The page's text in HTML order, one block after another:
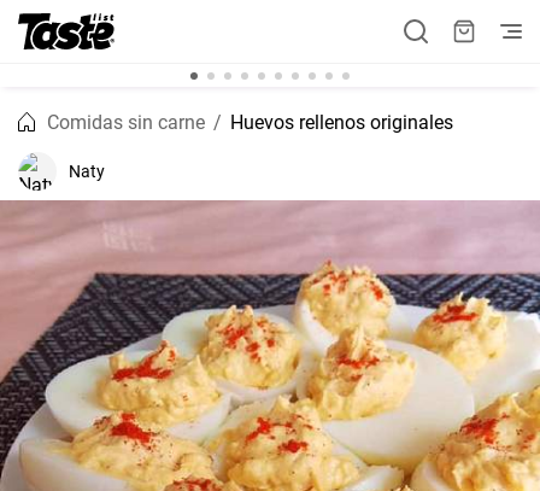
Comidas sin carne Huevos rellenos originales
Naty